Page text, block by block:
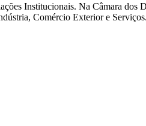
Institucionais. Na Câmara dos
Comércio Exterior e